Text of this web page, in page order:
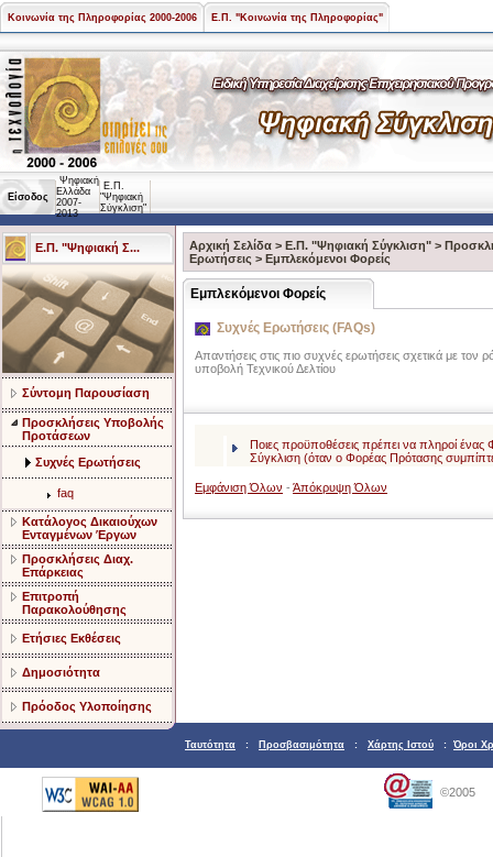
Κοινωνία της Πληροφορίας 2000-2006 Ε.Π. "Κοινωνία της Πληροφορίας"
Είσοδος
Ψηφιακή
Ελλάδα
2007-
2013
Ε.Π.
"Ψηφιακή
Σύγκλιση"
Ε.Π. "Ψηφιακή Σ...
Σύντομη Παρουσίαση
Προσκλήσεις Υποβολής
Προτάσεων
Συχνές Ερωτήσεις
faq
Κατάλογος Δικαιούχων
Ενταγμένων Έργων
Προσκλήσεις Διαχ.
Επάρκειας
Επιτροπή
Παρακολούθησης
Ετήσιες Εκθέσεις
Δημοσιότητα
Πρόοδος Υλοποίησης
Αρχική Σελίδα > Ε.Π. "Ψηφιακή Σύγκλιση" >
Ερωτήσεις > Εμπλεκόμενοι Φορείς
Εμπλεκόμενοι Φορείς
Συχνές Ερωτήσεις (FAQs)
Απαντήσεις στις πιο συχνές ερωτήσεις σχετικά με
υποβολή Τεχνικού Δελτίου
Ποιες προϋποθέσεις πρέπει να πληροί
Σύγκλιση (όταν ο Φορέας Πρότασης
Εμφάνιση Όλων - Άπόκρυψη Όλων
Ταυτότητα : Προσβασιμότητα : Χάρτης Ιστού : Όροι
©2005